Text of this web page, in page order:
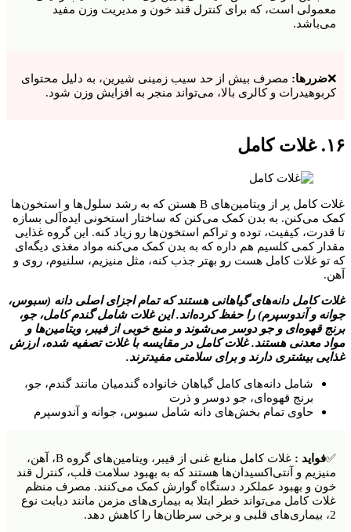
معمولی است، که برای کنترل قند خون و مدیریت وزن مفید
می‌باشد.
❌ضررها: مصرف بیش از حد سیب زمینی شیرین، به دلیل محتوای
کربوهیدرات و کالری بالا، می‌تواند منجر به افزایش وزن شود.
۱۶. غلات کامل
غلات کامل پر از ویتامین‌های B هستن که به رشد سلول‌ها و استخون‌ها
کمک می‌کنن. به بدن کمک می‌کنن که ساختار استخونی ایده‌آلی بسازه
تا قدرت، کیفیت، توده و تراکم استخون‌ها رو زیاد کنه. این گروه غذایی
مقدار کمی کلسیم هم داره که به بدن کمک می‌کنه مواد مغذی دیگه‌ای
که تو غلات کامل هست رو بهتر جذب کنه، مثل منیزیم، سلنیوم، روی و
آهن.
غلات کامل دانه‌های گیاهانی هستند که تمام اجزای اصلی دانه (سبوس،
جوانه و آندوسپرم) را حفظ کرده‌اند. این غلات شامل گندم کامل، جو،
برنج قهوه‌ای و جو دوسر می‌شوند و منبع خوبی از فیبر، ویتامین‌ها و
مواد معدنی هستند. غلات کامل در مقایسه با غلات تصفیه شده، ارزش
غذایی بیشتری دارند و برای سلامتی مفیدترند.
شامل دانه‌های کامل گیاهان خانواده گندمیان مانند گندم، جو،
برنج قهوه‌ای، جو دوسر و ذرت
حاوی تمام بخش‌های دانه شامل سبوس، جوانه و آندوسپرم
✅فواید :
غلات کامل منابع غنی از فیبر، ویتامین‌های گروه B، آهن،
منیزیم و آنتی‌اکسیدان‌ها هستند که به بهبود سلامت قلب، کنترل قند
خون و بهبود عملکرد دستگاه گوارش کمک می‌کنند. مصرف منظم
غلات کامل می‌تواند خطر ابتلا به بیماری‌های مزمن مانند دیابت نوع
2، بیماری‌های قلبی و برخی سرطان‌ها را کاهش دهد.